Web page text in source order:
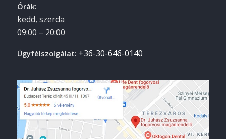
Órák:
kedd, szerda
09:00 – 20:00
Ügyfélszolgálat: +36-30-646-0140